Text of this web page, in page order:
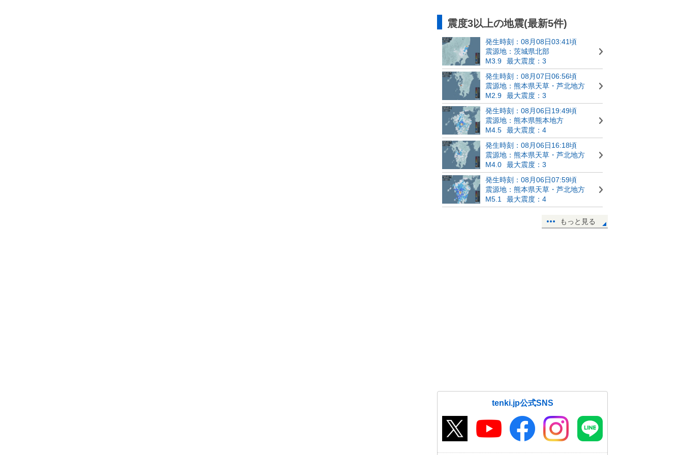
震度3以上の地震(最新5件)
発生時刻：08月08日03:41頃
震源地：茨城県北部
M3.9
最大震度：3
発生時刻：08月07日06:56頃
震源地：熊本県天草・芦北地方
M2.9
最大震度：3
発生時刻：08月06日19:49頃
震源地：熊本県熊本地方
M4.5
最大震度：4
発生時刻：08月06日16:18頃
震源地：熊本県天草・芦北地方
M4.0
最大震度：3
発生時刻：08月06日07:59頃
震源地：熊本県天草・芦北地方
M5.1
最大震度：4
もっと見る
tenki.jp公式SNS